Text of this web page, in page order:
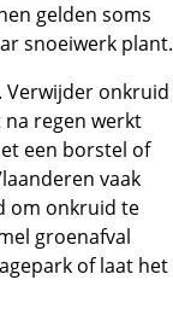
gelden soms
snoeiwerk plant.
Verwijder onkruid
regen werkt
een borstel of
vaak
om onkruid te
groenafval
of laat het